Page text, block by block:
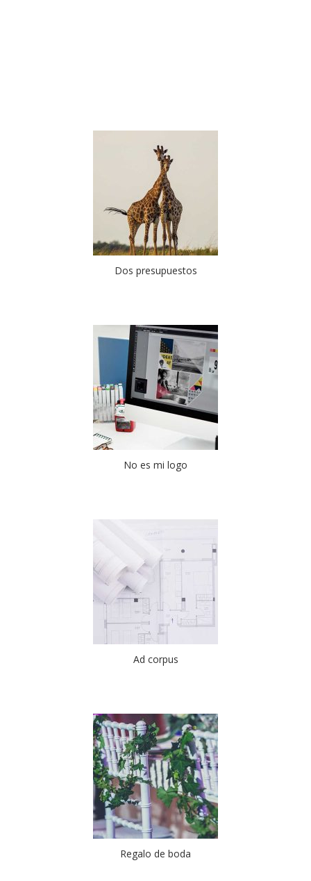
Dos presupuestos
No es mi logo
Ad corpus
Regalo de boda